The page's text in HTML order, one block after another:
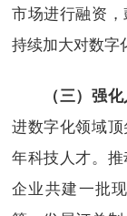
市场进行融资
持续加大对数字
（三）强
进数字化领域
年科技人才。
企业共建一批